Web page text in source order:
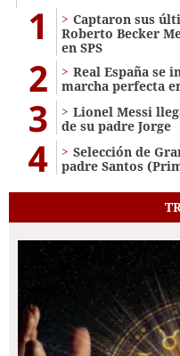
1
Captaron sus
Roberto Becker
en SPS
2
Real España se
marcha perfecta
3
Lionel Messi
de su padre Jorge
4
Selección de
padre Santos